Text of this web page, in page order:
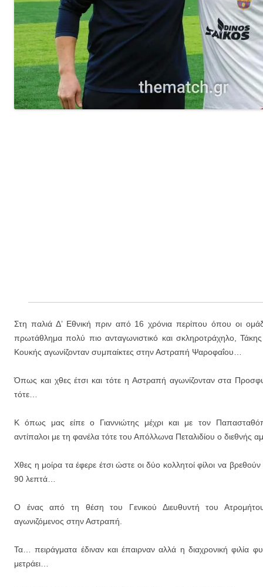
Στη παλιά Δ’ Εθνική πριν από 16 χρόνια περίπου όπου οι
πρωτάθλημα πολύ πιο ανταγωνιστικό και σκληροτράχηλο,
Κουκής αγωνίζονταν συμπαίκτες στην Αστραπή Ψαροφαΐου…
Όπως και χθες έτσι και τότε η Αστραπή αγωνίζονταν στα
τότε…
Κ όπως μας είπε ο Γιαννιώτης μέχρι και με τον
αντίπαλοι με τη φανέλα τότε του Απόλλωνα Πεταλιδίου ο διεθνής
Χθες η μοίρα τα έφερε έτσι ώστε οι δύο κολλητοί φίλοι να
90 λεπτά…
Ο ένας από τη θέση του Γενικού Διευθυντή του
αγωνιζόμενος στην Αστραπή.
Τα… πειράγματα έδιναν και έπαιρναν αλλά η διαχρονική φιλία
μετράει…